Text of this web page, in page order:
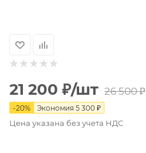
21 200 ₽/шт 26 500₽
-20% Экономия 5 300 ₽
Цена указана без учета НДС